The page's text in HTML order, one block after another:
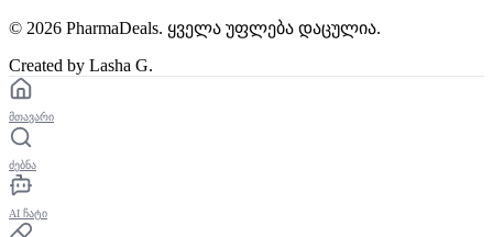
© 2026 PharmaDeals. ყველა უფლება დაცულია.
Created by Lasha G.
მთავარი
ძებნა
AI ჩატი